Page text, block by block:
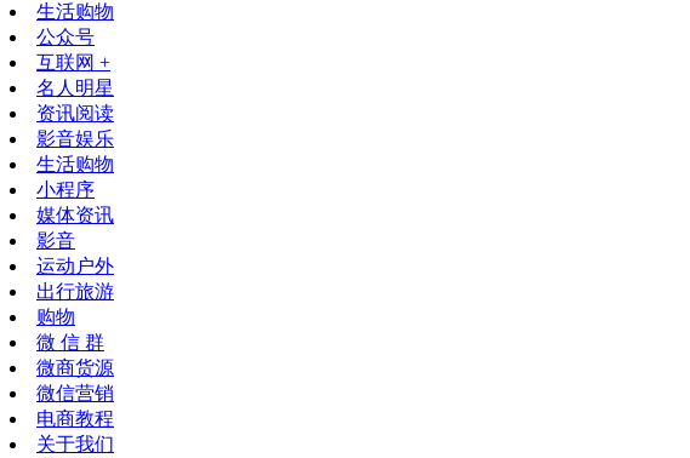
生活购物
公众号
互联网 +
名人明星
资讯阅读
影音娱乐
生活购物
小程序
媒体资讯
影音
运动户外
出行旅游
购物
微 信 群
微商货源
微信营销
电商教程
关于我们